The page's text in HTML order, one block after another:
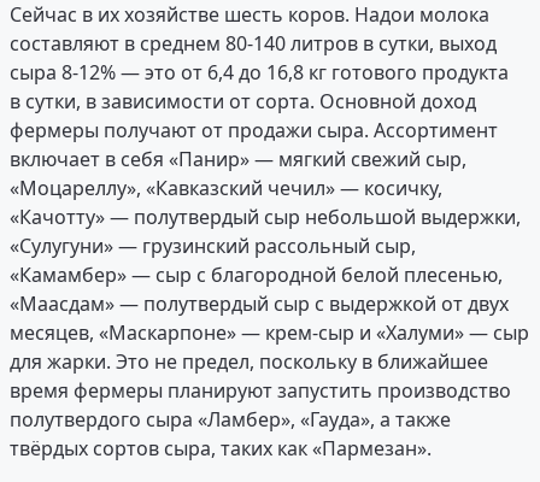
Сейчас в их хозяйстве шесть коров. Надои молока
составляют в среднем 80-140 литров в сутки, выход
сыра 8-12% — это от 6,4 до 16,8 кг готового продукта
в сутки, в зависимости от сорта. Основной доход
фермеры получают от продажи сыра. Ассортимент
включает в себя «Панир» — мягкий свежий сыр,
«Моцареллу», «Кавказский чечил» — косичку,
«Качотту» — полутвердый сыр небольшой выдержки,
«Сулугуни» — грузинский рассольный сыр,
«Камамбер» — сыр с благородной белой плесенью,
«Маасдам» — полутвердый сыр с выдержкой от двух
месяцев, «Маскарпоне» — крем-сыр и «Халуми» — сыр
для жарки. Это не предел, поскольку в ближайшее
время фермеры планируют запустить производство
полутвердого сыра «Ламбер», «Гауда», а также
твёрдых сортов сыра, таких как «Пармезан».